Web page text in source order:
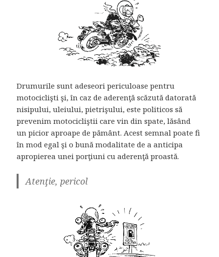
Drumurile sunt adeseori periculoase pentru
motociclişti şi, în caz de aderenţă scăzută datorată
nisipului, uleiului, pietrişului, este politicos să
prevenim motocicliştii care vin din spate, lăsând
un picior aproape de pământ. Acest semnal poate fi
în mod egal şi o bună modalitate de a anticipa
apropierea unei porţiuni cu aderenţă proastă.
Atenţie, pericol